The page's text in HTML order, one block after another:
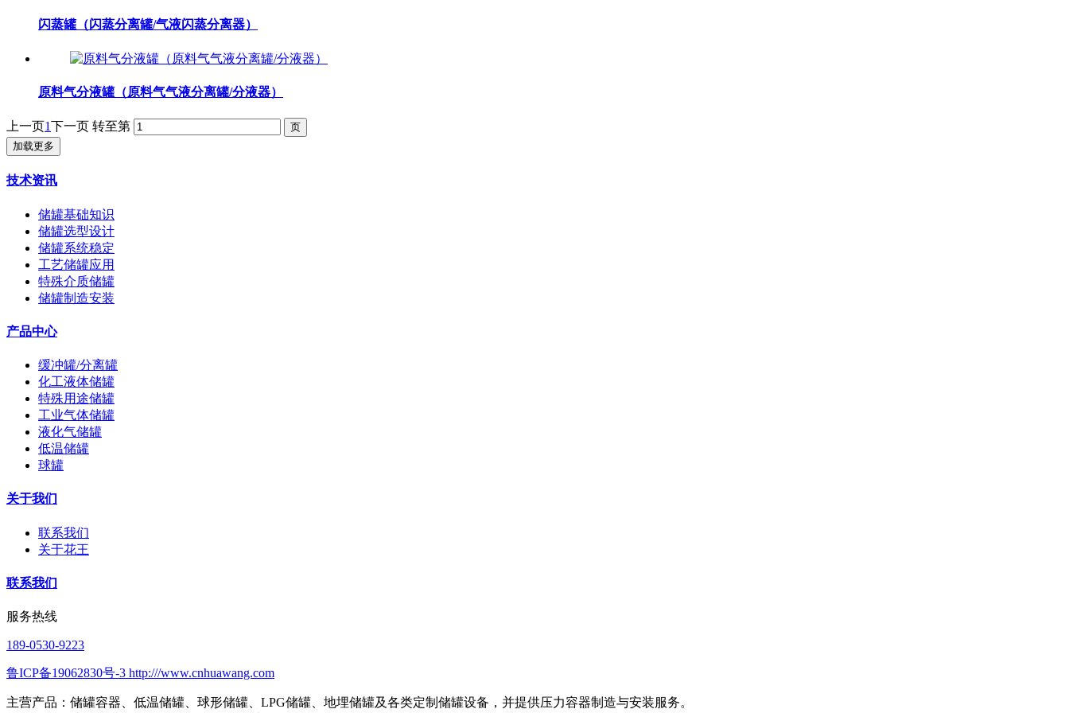
闪蒸罐（闪蒸分离罐/气液闪蒸分离器）
原料气分液罐（原料气气液分离罐/分液器）
上一页1下一页 转至第
加载更多
技术资讯
储罐基础知识
储罐选型设计
储罐系统稳定
工艺储罐应用
特殊介质储罐
储罐制造安装
产品中心
缓冲罐/分离罐
化工液体储罐
特殊用途储罐
工业气体储罐
液化气储罐
低温储罐
球罐
关于我们
联系我们
关于花王
联系我们
服务热线
189-0530-9223
鲁ICP备19062830号-3 http:///www.cnhuawang.com
主营产品：储罐容器、低温储罐、球形储罐、LPG储罐、地埋储罐及各类定制储罐设备，并提供压力容器制造与安装服务。